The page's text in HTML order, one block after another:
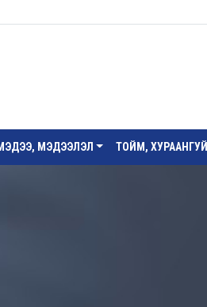
МЭДЭЭЛЭЛ ТОЙМ, ХУРААНГУЙ